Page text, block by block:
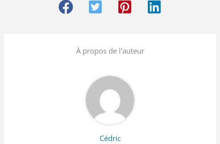
À propos de l'auteur
Cédric